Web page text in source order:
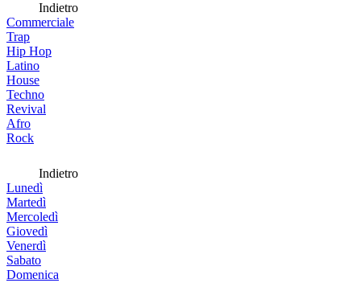
Indietro
Commerciale
Trap
Hip Hop
Latino
House
Techno
Revival
Afro
Rock
Indietro
Lunedì
Martedì
Mercoledì
Giovedì
Venerdì
Sabato
Domenica